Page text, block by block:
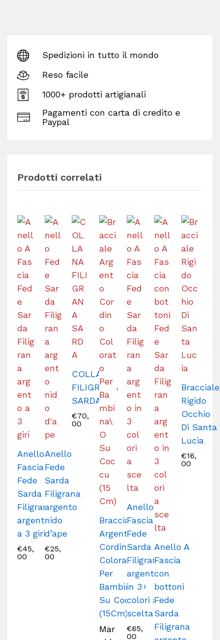
Spedizioni in tutto il mondo
Reso facile
1000+ prodotti artigianali
Pagamenti con carta di credito e
Paypal
Prodotti correlati
Anello A
Fascia
Fede
Sarda
Filigrana
argento
a 3 giri
€45,
00
Anello
Fede
Sarda
Filigrana
argento
nido
d’ape
€25,
00
COLLANA
FILIGRANA
SARDA
€70,
00
Bracciale
Argento
Cordino
Colorato
Per
Bambina\O
Su Coccu
(15Cm)
Mar
Anello A
Fascia
Fede
Sarda
Filigrana
argento
in 3
colori a
scelta
€65,
00
Anello A
Fascia
con
bottoni
Fede
Sarda
Filigrana
Bracciale
Rigido
Occhio
Di Santa
Lucia
€16,
00